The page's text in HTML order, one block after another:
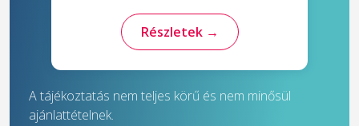
Részletek →
A tájékoztatás nem teljes körű és nem minősül
ajánlattételnek.